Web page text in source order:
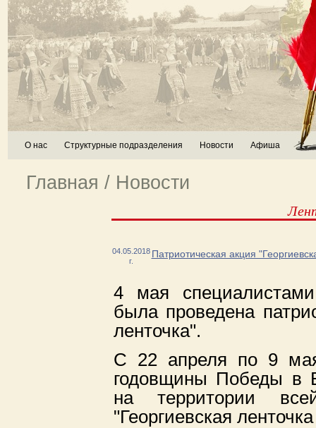
О нас Структурные подразделения Новости Афиша
Главная / Новости
04.05.2018
г.
Патриотическая акция
4 мая
была проведена
ленточка".
С 22 апреля по 9
годовщины Победы в
на территории
"Георгиевская